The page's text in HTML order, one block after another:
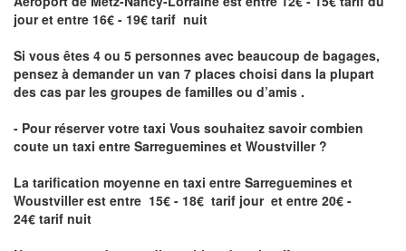
jour et entre 16€ - 19€ tarif nuit
Si vous êtes 4 ou 5 personnes avec beaucoup de bagages,
pensez à demander un van 7 places choisi dans la plupart
des cas par les groupes de familles ou d’amis .
- Pour réserver votre taxi Vous souhaitez savoircombien
coute un taxi entre Sarreguemines et Woustviller ?
La tarification moyenne en taxi entre Sarreguemines et
Woustviller est entre 15€ - 18€ tarif jour et entre 20€ -
24€ tarif nuit